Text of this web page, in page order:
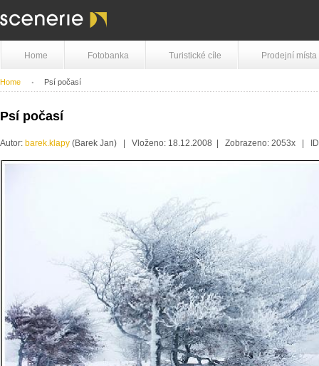
Home Fotobanka Turistické cíle Prodejní místa
Home Psí počasí
Psí počasí
Autor: barek.klapy (Barek Jan) | Vloženo: 18.12.2008 | Zobrazeno: 2053x |